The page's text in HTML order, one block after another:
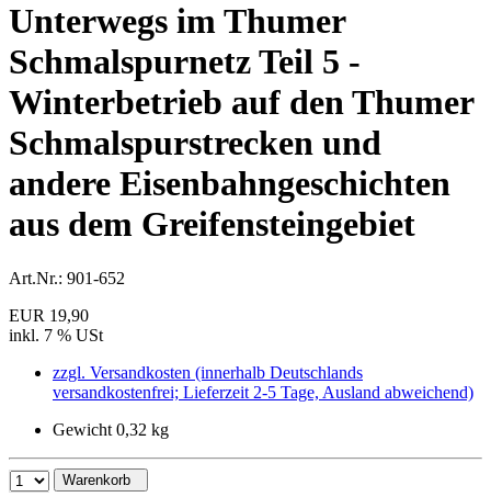
Unterwegs im Thumer
Schmalspurnetz Teil 5 -
Winterbetrieb auf den Thumer
Schmalspurstrecken und
andere Eisenbahngeschichten
aus dem Greifensteingebiet
Art.Nr.: 901-652
EUR 19,90
inkl. 7 % USt
zzgl. Versandkosten (innerhalb Deutschlands
versandkostenfrei; Lieferzeit 2-5 Tage, Ausland abweichend)
Gewicht 0,32 kg
Warenkorb